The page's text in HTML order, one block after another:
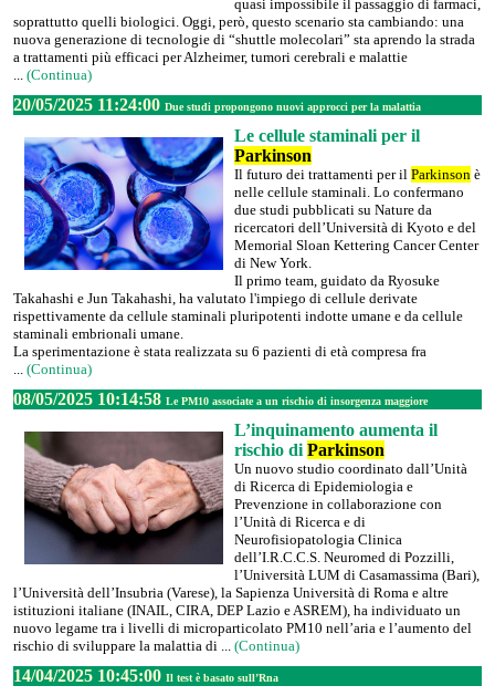
quasi impossibile il passaggio di farmaci,
soprattutto quelli biologici. Oggi, però, questo scenario sta cambiando: una
nuova generazione di tecnologie di “shuttle molecolari” sta aprendo la strada
a trattamenti più efficaci per Alzheimer, tumori cerebrali e malattie
... (Continua)
20/05/2025 11:24:00 Due studi propongono nuovi approcci per la malattia
Le cellule staminali per il
Parkinson
Il futuro dei trattamenti per il Parkinson è
nelle cellule staminali. Lo confermano
due studi pubblicati su Nature da
ricercatori dell’Università di Kyoto e del
Memorial Sloan Kettering Cancer Center
di New York.
Il primo team, guidato da Ryosuke
Takahashi e Jun Takahashi, ha valutato l'impiego di cellule derivate
rispettivamente da cellule staminali pluripotenti indotte umane e da cellule
staminali embrionali umane.
La sperimentazione è stata realizzata su 6 pazienti di età compresa fra
... (Continua)
08/05/2025 10:14:58 Le PM10 associate a un rischio di insorgenza maggiore
L’inquinamento aumenta il
rischio di Parkinson
Un nuovo studio coordinato dall’Unità
di Ricerca di Epidemiologia e
Prevenzione in collaborazione con
l’Unità di Ricerca e di
Neurofisiopatologia Clinica
dell’I.R.C.C.S. Neuromed di Pozzilli,
l’Università LUM di Casamassima (Bari),
l’Università dell’Insubria (Varese), la Sapienza Università di Roma e altre
istituzioni italiane (INAIL, CIRA, DEP Lazio e ASREM), ha individuato un
nuovo legame tra i livelli di microparticolato PM10 nell’aria e l’aumento del
rischio di sviluppare la malattia di ... (Continua)
14/04/2025 10:45:00 Il test è basato sull’Rna